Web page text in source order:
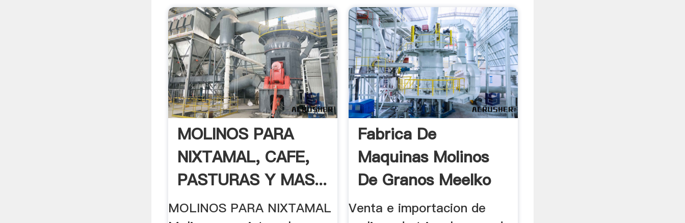
MOLINOS PARA
NIXTAMAL, CAFE,
PASTURAS Y MAS...
MOLINOS PARA NIXTAMAL
Fabrica De
Maquinas Molinos
De Granos Meelko
Venta e importacion de